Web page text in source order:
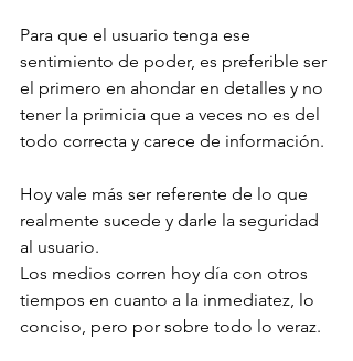
Para que el usuario tenga ese
sentimiento de poder, es preferible ser
el primero en ahondar en detalles y no
tener la primicia que a veces no es del
todo correcta y carece de información.
Hoy vale más ser referente de lo que
realmente sucede y darle la seguridad
al usuario.
Los medios corren hoy día con otros
tiempos en cuanto a la inmediatez, lo
conciso, pero por sobre todo lo veraz.